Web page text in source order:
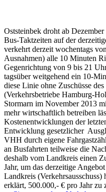
Oststeinbek droht ab
Bus-Taktzeiten auf der
verkehrt derzeit wochentags
Ausnahmen) alle 10 Minuten
Gegenrichtung von 9 bis 21
tagsüber weitgehend ein 10-
diese Linie ohne Zuschüsse
(Verkehrsbetriebe Hamburg-
Stormarn im November 2013
mehr wirtschaftlich betreiben
Kostenentwicklungen der
Entwicklung gesetzlicher
VHH durch eigene
an Busfahrten teilweise die
deshalb vom Landkreis einen
Jahr, um das derzeitige
Landkreis
erklärt, 500.000,- € pro Jahr zu